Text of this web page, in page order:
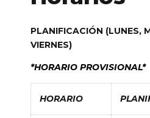
PLANIFICACIÓN (LUNES,
VIERNES)
*HORARIO PROVISIONAL*
HORARIO